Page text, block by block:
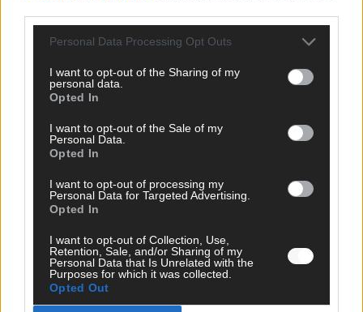
Personal Data Processing Opt Outs
I want to opt-out of the Sharing of my
personal data.
Opted In
I want to opt-out of the Sale of my
Personal Data.
Opted In
I want to opt-out of processing my
Personal Data for Targeted Advertising.
Opted In
I want to opt-out of Collection, Use,
Retention, Sale, and/or Sharing of my
Personal Data that Is Unrelated with the
Purposes for which it was collected.
Opted Out
SCHNELL ZUM RESSORT
Wirtschaft
Wissen
Kommentar
Eurovision
FLASH – DAS VIDEOPORTAL